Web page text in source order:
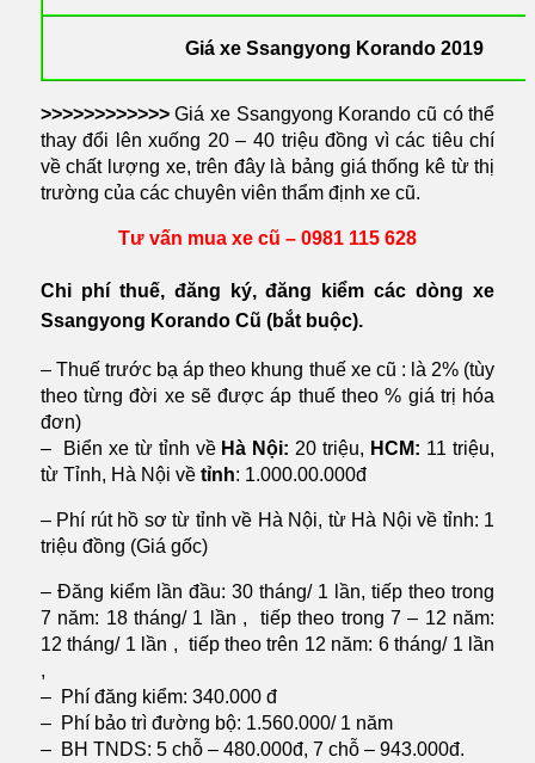
Giá xe Ssangyong Korando 2019
>>>>>>>>>>>>Giá xe Ssangyong Korando cũ có thể
thay đổi lên xuống 20 – 40 triệu đồng vì các tiêu chí
về chất lượng xe, trên đây là bảng giá thống kê từ thị
trường của các chuyên viên thẩm định xe cũ.
Tư vấn mua xe cũ – 0981 115 628
Chi phí thuế, đăng ký, đăng kiểm các dòng xe
Ssangyong Korando Cũ (bắt buộc).
– Thuế trước bạ áp theo khung thuế xe cũ : là 2% (tùy
theo từng đời xe sẽ được áp thuế theo % giá trị hóa
đơn)
– Biển xe từ tỉnh về Hà Nội: 20 triệu, HCM: 11 triệu,
từ Tỉnh, Hà Nội về tỉnh: 1.000.00.000đ
– Phí rút hồ sơ từ tỉnh về Hà Nội, từ Hà Nội về tỉnh: 1
triệu đồng (Giá gốc)
– Đăng kiểm lần đầu: 30 tháng/ 1 lần, tiếp theo trong
7 năm: 18 tháng/ 1 lần , tiếp theo trong 7 – 12 năm:
12 tháng/ 1 lần , tiếp theo trên 12 năm: 6 tháng/ 1 lần
,
– Phí đăng kiểm: 340.000 đ
– Phí bảo trì đường bộ: 1.560.000/ 1 năm
– BH TNDS: 5 chỗ – 480.000đ, 7 chỗ – 943.000đ.